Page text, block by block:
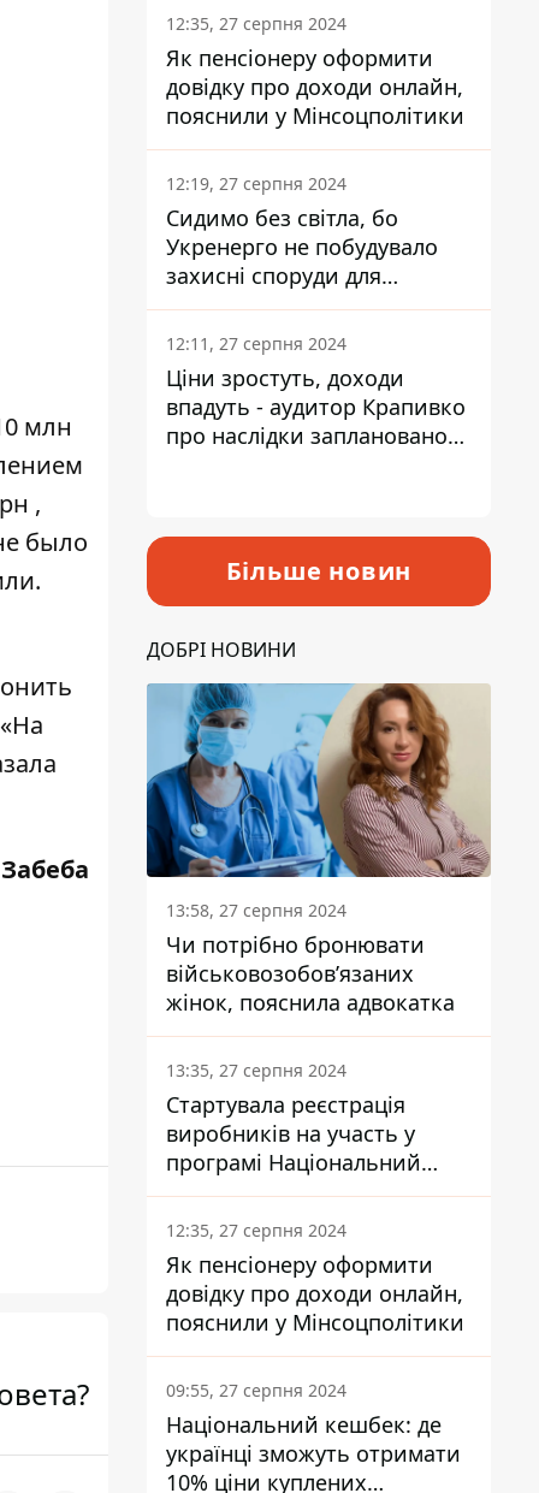
млн
,
было
12:35, 27 серпня 2024
Як пенсіонеру оформити
довідку про доходи онлайн,
пояснили у Мінсоцполітики
12:19, 27 серпня 2024
Сидимо без світла, бо
Укренерго не побудувало
захисні споруди для
енергетики - нардеп
Кучеренко
12:11, 27 серпня 2024
Ціни зростуть, доходи
впадуть - аудитор Крапивко
про наслідки запланованого
Більше новин
ДОБРІ НОВИНИ
13:58, 27 серпня 2024
Чи потрібно бронювати
військовозобов’язаних
жінок, пояснила адвокатка
13:35, 27 серпня 2024
Стартувала реєстрація
виробників на участь у
програмі Національний
кешбек: як це зробити
через портал Дія
12:35, 27 серпня 2024
Як пенсіонеру оформити
довідку про доходи онлайн,
пояснили у Мінсоцполітики
09:55, 27 серпня 2024
Національний кешбек: де
українці зможуть отримати
10% ціни куплених